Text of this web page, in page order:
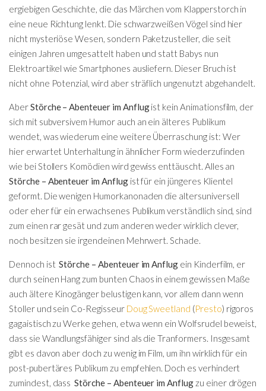
ergiebigen Geschichte, die das Märchen vom Klapperstorch in
eine neue Richtung lenkt. Die schwarzweißen Vögel sind hier
nicht mysteriöse Wesen, sondern Paketzusteller, die seit
einigen Jahren umgesattelt haben und statt Babys nun
Elektroartikel wie Smartphones ausliefern. Dieser Bruch ist
nicht ohne Potenzial, wird aber sträflich ungenutzt abgehandelt.
AberStörche – Abenteuer im Anflugist kein Animationsfilm, der
sich mit subversivem Humor auch an ein älteres Publikum
wendet, was wiederum eine weitere Überraschung ist: Wer
hier erwartet Unterhaltung in ähnlicher Form wiederzufinden
wie bei Stollers Komödien wird gewiss enttäuscht. Alles an
Störche – Abenteuer im Anflug ist für ein jüngeres Klientel
geformt. Die wenigen Humorkanonaden die altersuniversell
oder eher für ein erwachsenes Publikum verständlich sind, sind
zum einen rar gesät und zum anderen weder wirklich clever,
noch besitzen sie irgendeinen Mehrwert. Schade.
Dennoch istStörche – Abenteuer im Anflug ein Kinderfilm, er
durch seinen Hang zum bunten Chaos in einem gewissen Maße
auch ältere Kinogänger belustigen kann, vor allem dann wenn
Stoller und sein Co-Regisseur Doug Sweetland (Presto) rigoros
gagaistisch zu Werke gehen, etwa wenn ein Wolfsrudel beweist,
dass sie Wandlungsfähiger sind als die Tranformers. Insgesamt
gibt es davon aber doch zu wenig im Film, um ihn wirklich für ein
post-pubertäres Publikum zu empfehlen. Doch es verhindert
zumindest, dassStörche – Abenteuer im Anflugzu einer drögen